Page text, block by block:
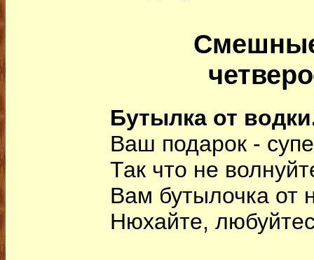
Бутылка от
Ваш подарок -
Так что не
Вам бутылочка от
Нюхайте,